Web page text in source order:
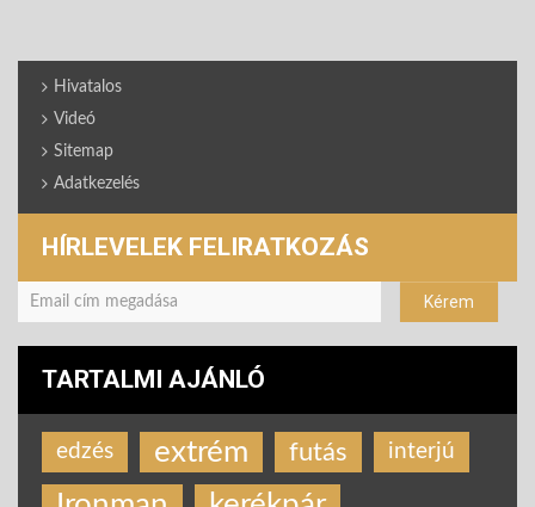
Hivatalos
Videó
Sitemap
Adatkezelés
HÍRLEVELEK FELIRATKOZÁS
TARTALMI AJÁNLÓ
edzés extrém futás interjú